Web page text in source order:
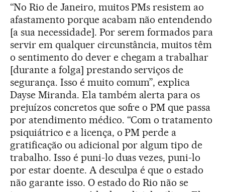
“No Rio de Janeiro, muitos PMs resistem ao
afastamento porque acabam não entendendo
[a sua necessidade]. Por serem formados para
servir em qualquer circunstância, muitos têm
o sentimento do dever e chegam a trabalhar
[durante a folga] prestando serviços de
segurança. Isso é muito comum”, explica
Dayse Miranda. Ela também alerta para os
prejuízos concretos que sofre o PM que passa
por atendimento médico. “Com o tratamento
psiquiátrico e a licença, o PM perde a
gratificação ou adicional por algum tipo de
trabalho. Isso é puni-lo duas vezes, puni-lo
por estar doente. A desculpa é que o estado
não garante isso. O estado do Rio não se